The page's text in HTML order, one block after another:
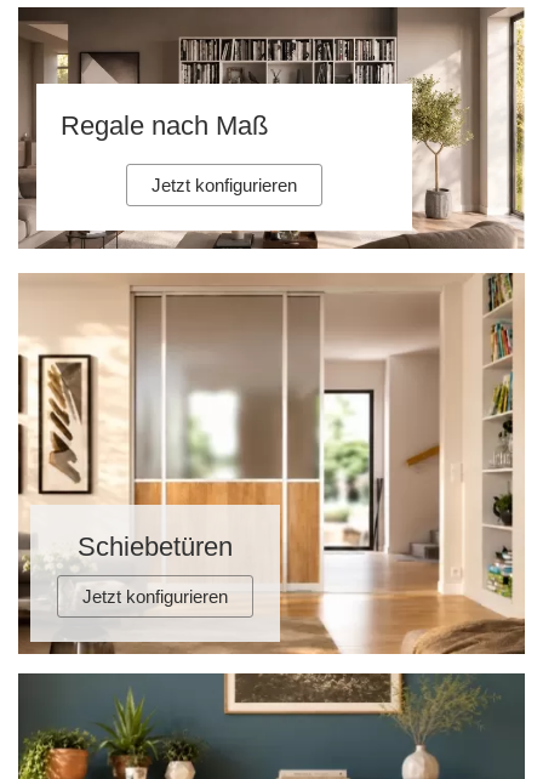
Regale nach Maß
Jetzt konfigurieren
Schiebetüren
Jetzt konfigurieren